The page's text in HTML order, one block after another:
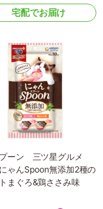
宅配でお届け
ーン 三ツ星グルメ
ゃんSpoon無添加2種の
まぐろ&鶏ささみ味